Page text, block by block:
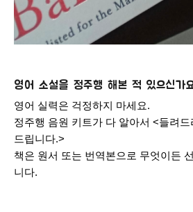
영어 소설을 정주행 해본 적 있으신가
영어 실력은 걱정하지 마세요.
정주행 음원 키트가 다 알아서 <들려
드립니다.>
책은 원서 또는 번역본으로 무엇이든
니다.